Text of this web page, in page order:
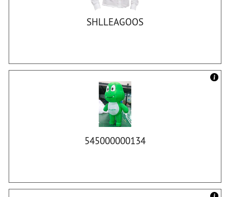
SHLLEAGOOS
545000000134